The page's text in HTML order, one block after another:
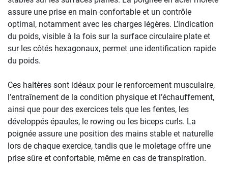
assure une prise en main confortable et un contrôle
optimal, notamment avec les charges légères. L’indication
du poids, visible à la fois sur la surface circulaire plate et
sur les côtés hexagonaux, permet une identification rapide
du poids.
Ces haltères sont idéaux pour le renforcement musculaire,
l’entraînement de la condition physique et l’échauffement,
ainsi que pour des exercices tels que les fentes, les
développés épaules, le rowing ou les biceps curls. La
poignée assure une position des mains stable et naturelle
lors de chaque exercice, tandis que le moletage offre une
prise sûre et confortable, même en cas de transpiration.